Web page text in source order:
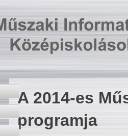
A 2014-es
programja